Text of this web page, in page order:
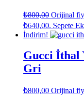
₺800,00 Orijinal
₺640,00. Sepete
İndirim!
Gucci İthal
Gri
₺800,00 Orijinal